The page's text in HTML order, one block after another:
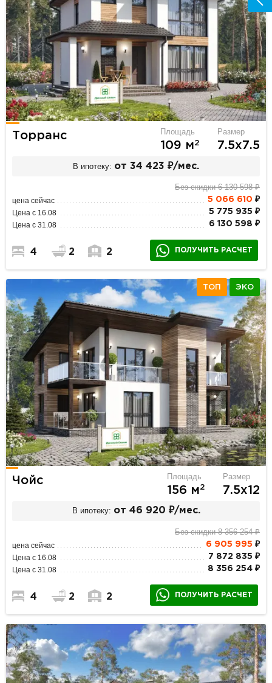
Торранс Площадь
109 м2
Размер
7.5х7.5
В ипотеку: от 34 423 ₽/мес.
Без скидки 6 130 598 ₽
цена сейчас 5 066 610 ₽
Цена с 16.08 5 775 935 ₽
Цена с 31.08 6 130 598 ₽
4 2 2 ПОЛУЧИТЬ РАСЧЕТ
ТОП ЭКО
Чойс Площадь
156 м2
Размер
7.5х12
В ипотеку: от 46 920 ₽/мес.
Без скидки 8 356 254 ₽
цена сейчас 6 905 995 ₽
Цена с 16.08 7 872 835 ₽
Цена с 31.08 8 356 254 ₽
4 2 2 ПОЛУЧИТЬ РАСЧЕТ